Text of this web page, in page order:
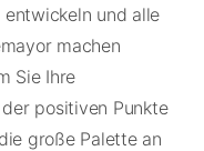
und alle
machen
Sie Ihre
positiven Punkte
große Palette an